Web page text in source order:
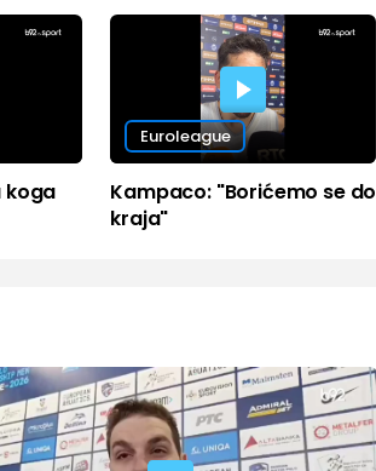
koga
Euroleague
Kampaco: "Borićemo se do
kraja"